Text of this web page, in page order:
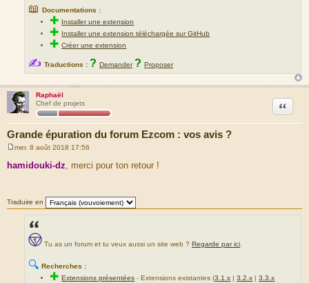
📖 Documentations :
✚ Installer une extension
✚ Installer une extension téléchargée sur GitHub
✚Créer une extension
✍ Traductions : ? Demander ? Proposer
Raphaël
Chef de projets
Grande épuration du forum Ezcom : vos avis ?
Citation
s
e
mer. 8 août 2018 17:56
hamidouki-dz, merci pour ton retour !
Traduire en
Tu as un forum et tu veux aussi un site web ? Regarde par ici
🔍 Recherches :
✚Extensions présentées -Extensions existantes (3.1.x |3.2.x |3.3.x